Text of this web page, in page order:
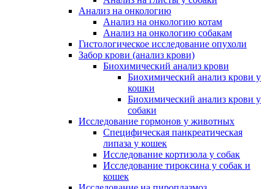
Анализ на онкологию
Анализ на онкологию котам
Анализ на онкологию собакам
Гистологическое исследование опухоли
Забор крови (анализ крови)
Биохимический анализ крови
Биохимический анализ крови у
кошки
Биохимический анализ крови у
собаки
Исследование гормонов у животных
Специфическая панкреатическая
липаза у кошек
Исследование кортизола у собак
Исследование тироксина у собак и
кошек